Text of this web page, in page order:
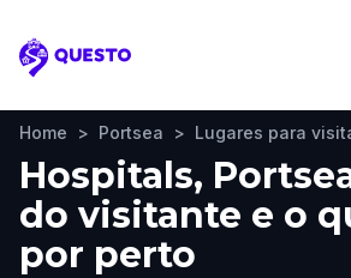
Questo
Home > Portsea > Lugares para
Hospitals,
do visitante e o
por perto